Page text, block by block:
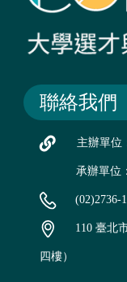
聯絡我們
主辦單位
承辦單位
(02)2736-
110 臺北
四樓）